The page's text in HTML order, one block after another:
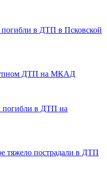
погибли в ДТП в Псковской
ДТП на МКАД
погибли в ДТП на
тяжело пострадали в ДТП